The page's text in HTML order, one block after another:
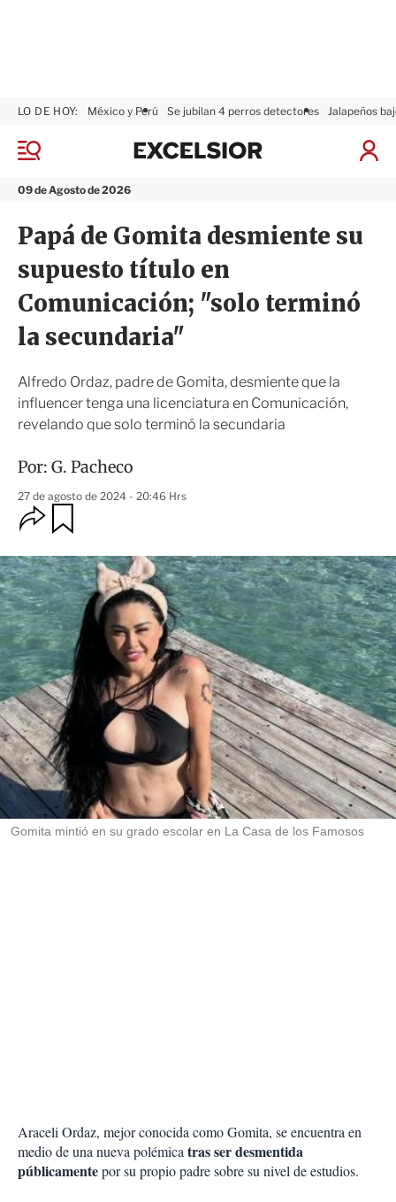
M
n
09 de Agosto de 2026
LO DE HOY: México y Perú Se jubilan 4 perros detectores Jalapeños
I
x
i
Papá de Gomita desmiente su
supuesto título en
Comunicación; "solo terminó
la secundaria"
Alfredo Ordaz, padre de Gomita, desmiente que la
influencer tenga una licenciatura en Comunicación,
revelando que solo terminó la secundaria
Por: G. Pacheco
27 de agosto de 2024 - 20:46 Hrs
O
p
i
o
n
e
s
d
e
c
o
m
p
a
r
t
i
r
r
d
a
r
Gomita mintió en su grado escolar en La Casa de los Famosos
Araceli Ordaz, mejor conocida como Gomita, se encuentra en
medio de una nueva polémicatras ser desmentida
públicamentepor su propio padre sobre su nivel de estudios.